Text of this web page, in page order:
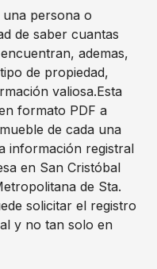
una persona o
de saber cuantas
ademas,
de propiedad,
valiosa.Esta
formato PDF a
de cada una
información registral
en San Cristóbal
de Sta.
solicitar el registro
y no tan solo en